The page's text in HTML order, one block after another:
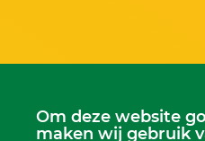
Om deze website
maken wij gebruik